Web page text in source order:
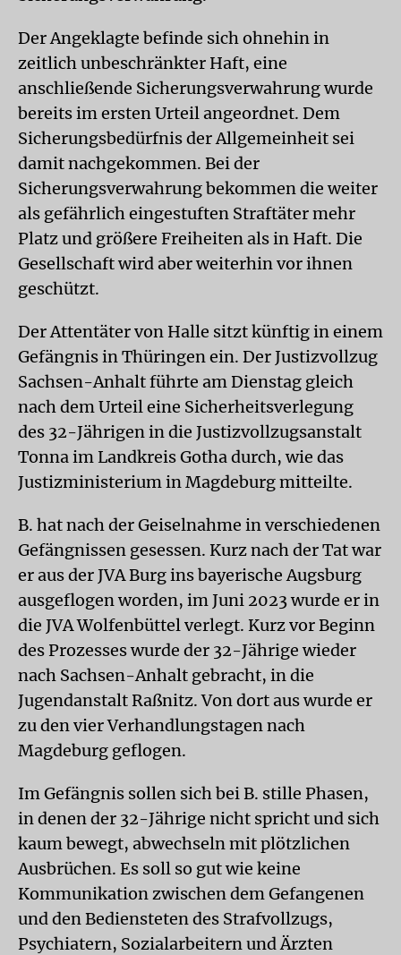
Der Angeklagte befinde sich ohnehin in
zeitlich unbeschränkter Haft, eine
anschließende Sicherungsverwahrung wurde
bereits im ersten Urteil angeordnet. Dem
Sicherungsbedürfnis der Allgemeinheit sei
damit nachgekommen. Bei der
Sicherungsverwahrung bekommen die weiter
als gefährlich eingestuften Straftäter mehr
Platz und größere Freiheiten als in Haft. Die
Gesellschaft wird aber weiterhin vor ihnen
geschützt.
Der Attentäter von Halle sitzt künftig in einem
Gefängnis in Thüringen ein. Der Justizvollzug
Sachsen-Anhalt führte am Dienstag gleich
nach dem Urteil eine Sicherheitsverlegung
des 32-Jährigen in die Justizvollzugsanstalt
Tonna im Landkreis Gotha durch, wie das
Justizministerium in Magdeburg mitteilte.
B. hat nach der Geiselnahme in verschiedenen
Gefängnissen gesessen. Kurz nach der Tat war
er aus der JVA Burg ins bayerische Augsburg
ausgeflogen worden, im Juni 2023 wurde er in
die JVA Wolfenbüttel verlegt. Kurz vor Beginn
des Prozesses wurde der 32-Jährige wieder
nach Sachsen-Anhalt gebracht, in die
Jugendanstalt Raßnitz. Von dort aus wurde er
zu den vier Verhandlungstagen nach
Magdeburg geflogen.
Im Gefängnis sollen sich bei B. stille Phasen,
in denen der 32-Jährige nicht spricht und sich
kaum bewegt, abwechseln mit plötzlichen
Ausbrüchen. Es soll so gut wie keine
Kommunikation zwischen dem Gefangenen
und den Bediensteten des Strafvollzugs,
Psychiatern, Sozialarbeitern und Ärzten